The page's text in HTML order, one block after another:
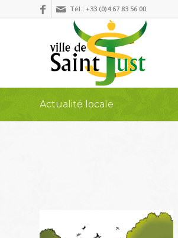
Tél.: +33 (0)4 67 83 56 00
Actualité locale